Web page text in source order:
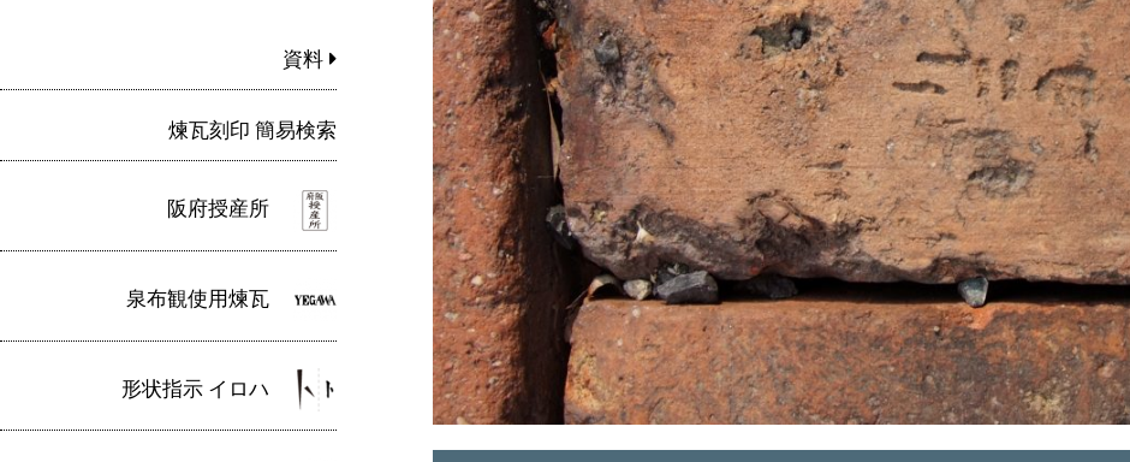
資料
煉瓦刻印 簡易検索
阪府授産所
泉布観使用煉瓦
形状指示 イロハ